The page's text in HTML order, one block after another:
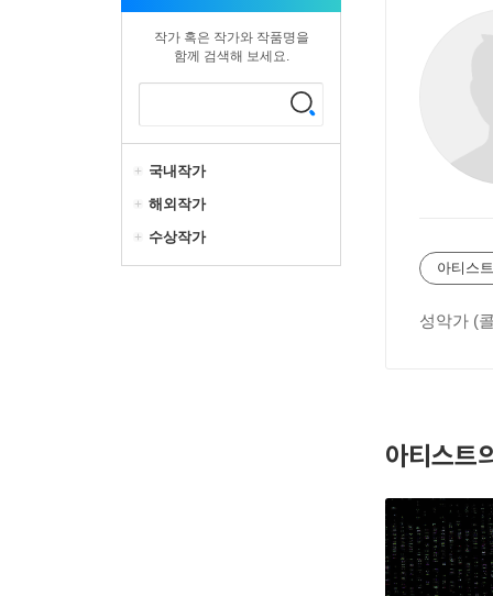
작가 혹은 작가와 작품명을
함께 검색해 보세요.
국내작가
해외작가
수상작가
아티스
성악가 (
아티스트